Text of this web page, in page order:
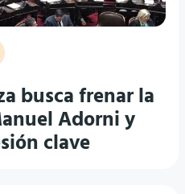
busca frenar la
Adorni y
clave